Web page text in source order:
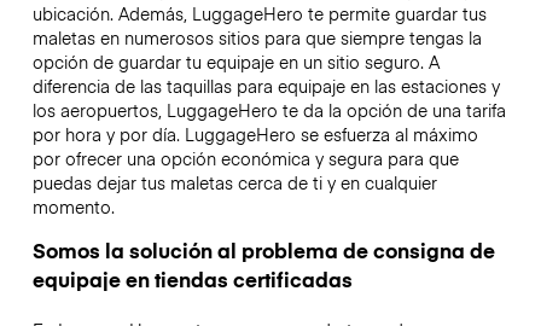
ubicación. Además, LuggageHero te permite guardar tus
maletas en numerosos sitios para que siempre tengas la
opción de guardar tu equipaje en un sitio seguro. A
diferencia de las taquillas para equipaje en las estaciones y
los aeropuertos, LuggageHero te da la opción de una tarifa
por hora y por día. LuggageHero se esfuerza al máximo
por ofrecer una opción económica y segura para que
puedas dejar tus maletas cerca de ti y en cualquier
momento.
Somos la solución al problema de consigna de
equipaje en tiendas certificadas